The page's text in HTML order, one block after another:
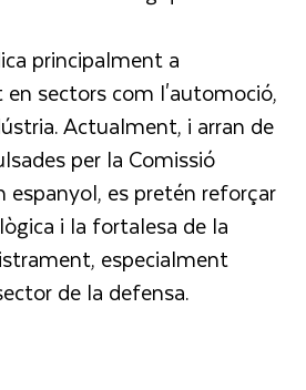
principalment a
en sectors com l'automoció,
Actualment, i arran de
per la Comissió
espanyol, es pretén reforçar
i la fortalesa de la
especialment
de la defensa.